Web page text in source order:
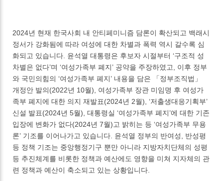
2024년 현재 한국사회 내 안티페미니즘 담론이 확산되고 백래시
정서가 강화됨에 따라 여성에 대한 차별과 폭력 역시 갈수록 심
화되고 있습니다. 윤석열 대통령은 후보자 시절부터 ‘구조적 성
차별은 없다’며 ‘여성가족부 폐지’ 공약을 주장하였고, 이후 정부
와 국민의힘의 ‘여성가족부 폐지’ 내용을 담은 「정부조직법」
개정안 발의(2022년 10월), 여성가족부 장관 미임명 후 여성가
족부 폐지에 대한 의지 재발표(2024년 2월), ‘저출생대응기획부’
신설 발표(2024년 5월), 대통령실 ‘여성가족부 폐지’에 대한 기존
입장에 변화가 없다(2024년 7월)고 밝히는 등 ‘여성가족부 무용
론’ 기조를 이어나가고 있습니다. 윤석열 정부의 반여성, 반성평
등 정책 기조는 중앙행정기구 뿐만 아니라 지방자치단체의 성평
등 추진체계를 비롯한 정책과 예산에도 영향을 미쳐 지자체의 관
련 정책과 예산이 축소되고 있는 상황입니다.